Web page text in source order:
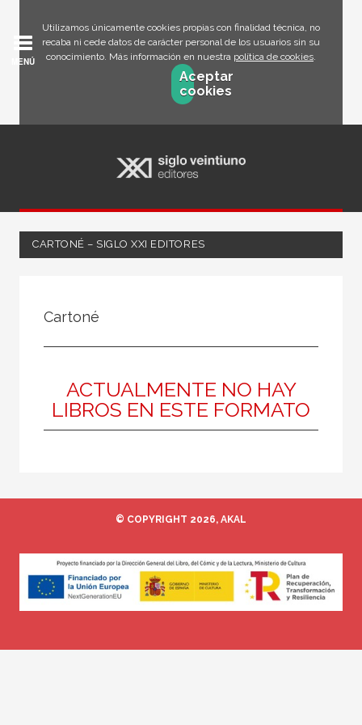
Utilizamos únicamente cookies propias con finalidad técnica, no
recaba ni cede datos de carácter personal de los usuarios sin su
conocimiento. Más información en nuestra política de cookies.
Aceptar
cookies
MENÚ
CARTONÉ – SIGLO XXI EDITORES
Ciencias humanas y sociales
Arquitectura
MATERIAS
NUESTRAS COLECCIONES
Ciencias Sociales
Siglo XXI de España General
Cartoné
ACTUALMENTE NO HAY
LIBROS EN ESTE FORMATO
© COPYRIGHT 2026, AKAL